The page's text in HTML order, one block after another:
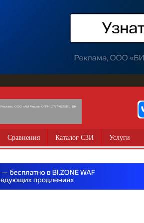
Реклама. ООО «АМ Медиа» ОГРН 1077746725891, 18+
Сравнения Каталог СЗИ Услуги